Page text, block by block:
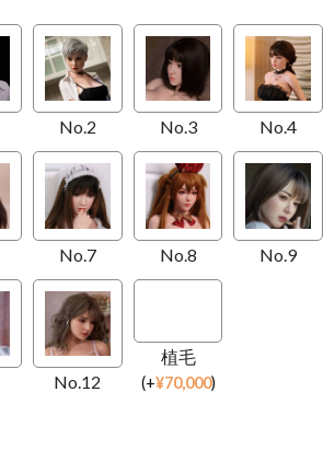
No.2 No.3 No.4
No.7 No.8 No.9
No.12
植毛
(+¥70,000)